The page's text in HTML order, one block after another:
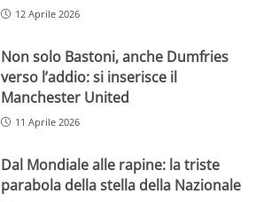
12 Aprile 2026
Non solo Bastoni, anche Dumfries
verso l’addio: si inserisce il
Manchester United
11 Aprile 2026
Dal Mondiale alle rapine: la triste
parabola della stella della Nazionale